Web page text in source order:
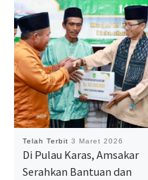
Telah Terbit 3 Maret 2026
Di Pulau Karas, Amsakar
Serahkan Bantuan dan